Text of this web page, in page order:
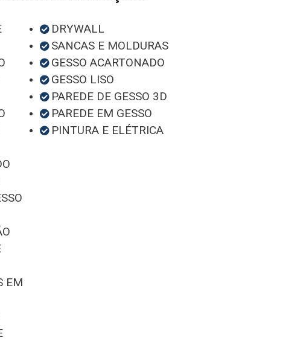
EM
DRYWALL
SANCAS E MOLDURAS
GESSO ACARTONADO
GESSO LISO
PAREDE DE GESSO 3D
PAREDE EM GESSO
PINTURA E ELÉTRICA